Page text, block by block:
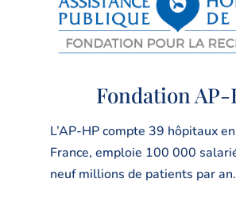
Fondation AP-
L’AP-HP compte 39 hôpitaux
France, emploie 100 000
neuf millions de patients par an.